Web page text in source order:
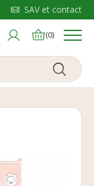
SAV et contact
(0) Menu